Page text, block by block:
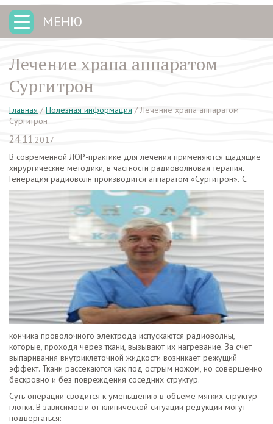
МЕНЮ
Лечение храпа аппаратом
Сургитрон
Главная / Полезная информация /Лечение храпа аппаратом
Сургитрон
24.11.2017
В современной ЛОР-практике для лечения применяются щадящие
хирургические методики, в частности радиоволновая терапия.
Генерация радиоволн производится аппаратом «Сургитрон». С
кончика проволочного электрода испускаются радиоволны,
которые, проходя через ткани, вызывают их нагревание. За счет
выпаривания внутриклеточной жидкости возникает режущий
эффект. Ткани рассекаются как под острым ножом, но совершенно
бескровно и без повреждения соседних структур.
Суть операции сводится к уменьшению в объеме мягких структур
глотки. В зависимости от клинической ситуации редукции могут
подвергаться: